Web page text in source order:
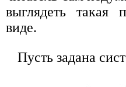
выглядеть такая
виде.
Пусть задана